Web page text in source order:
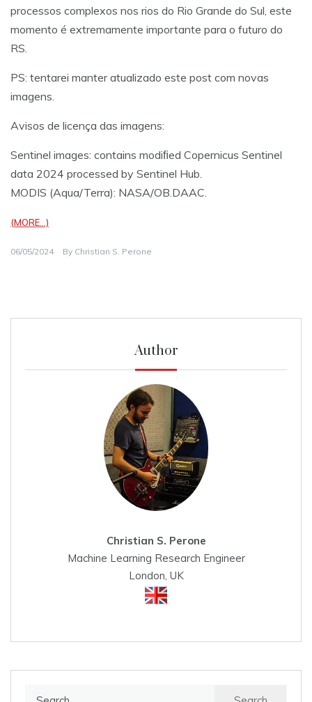
processos complexos nos rios do Rio Grande do Sul, este
momento é extremamente importante para o futuro do
RS.
PS: tentarei manter atualizado este post com novas
imagens.
Avisos de licença das imagens:
Sentinel images: contains modiﬁed Copernicus Sentinel
data 2024 processed by Sentinel Hub.
MODIS (Aqua/Terra): NASA/OB.DAAC.
(MORE…)
06/05/2024 By Christian S. Perone
Author
Christian S. Perone
Machine Learning Research Engineer
London, UK